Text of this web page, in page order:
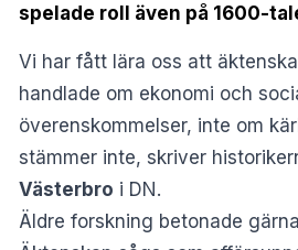
spelade roll även på 1600-
Vi har fått lära oss att
handlade om ekonomi och
överenskommelser, inte om
stämmer inte, skriver
Västerbro i DN.
Äldre forskning betonade